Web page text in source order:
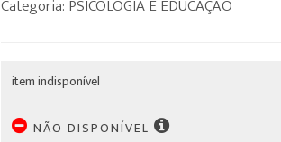
Categoria: PSICOLOGIA E EDUCAÇÃO
item indisponível
NÃO DISPONÍVEL